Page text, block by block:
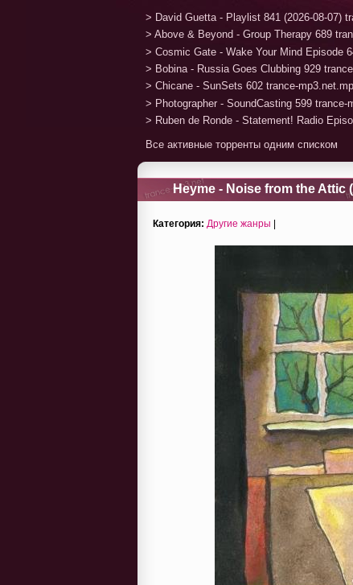
> David Guetta - Playlist 841 (2026-08-07)
> Above & Beyond - Group Therapy 689
> Cosmic Gate - Wake Your Mind Episode
> Bobina - Russia Goes Clubbing 929
> Chicane - SunSets 602 trance-
> Photographer - SoundCasting 599 trance-
> Ruben de Ronde - Statement! Radio
Все активные торренты одним списком
Heyme - Noise from the Attic
Категория: Другие жанры |